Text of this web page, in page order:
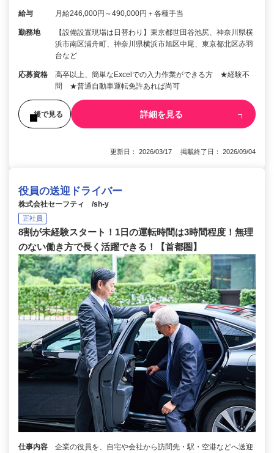
給与 月給246,000円～490,000円＋各種手当
勤務地
【設備設置現場は日替わり】東京都世田谷池尻、神奈川県横
浜市南区浦舟町、神奈川県横浜市旭区中尾、東京都北区赤羽
台など
応募資格
高卒以上、簡単なExcelでの入力作業ができる方 ★経験不
問 ★普通自動車運転免許あれば尚可
後で見る 詳細を見る
更新日： 2026/03/17 掲載終了日： 2026/09/04
役員の送迎ドライバー
株式会社セーフティ /sh-y
正社員
8割が未経験スタート！1日の運転時間は3時間程度！無理
のない働き方で長く活躍できる！【首都圏】
仕事内容
企業の役員を、自宅や会社から訪問先・駅・空港などへ送迎